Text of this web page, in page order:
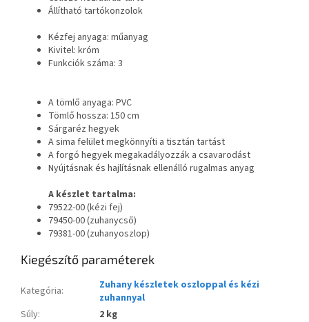
Állítható tartókonzolok
Kézfej anyaga: műanyag
Kivitel: króm
Funkciók száma: 3
A tömlő anyaga: PVC
Tömlő hossza: 150 cm
Sárgaréz hegyek
A sima felület megkönnyíti a tisztán tartást
A forgó hegyek megakadályozzák a csavarodást
Nyújtásnak és hajlításnak ellenálló rugalmas anyag
A készlet tartalma:
79522-00 (kézi fej)
79450-00 (zuhanycső)
79381-00 (zuhanyoszlop)
Kiegészítő paraméterek
Kategória:
Zuhany készletek oszloppal és kézi
zuhannyal
Súly:
2 kg